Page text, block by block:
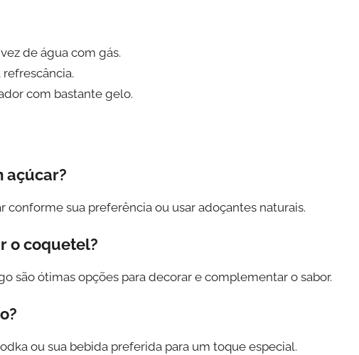
de água com gás.
com bastante gelo.
açúcar?
conforme sua preferência ou usar adoçantes naturais.
o coquetel?
são ótimas opções para decorar e complementar o sabor.
ou sua bebida preferida para um toque especial.